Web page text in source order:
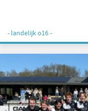
- landelijk o16 -